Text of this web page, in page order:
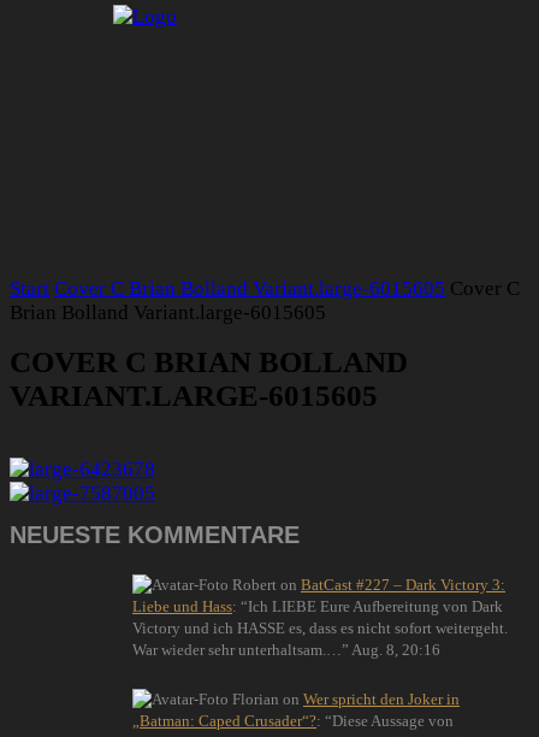
Start Cover C Brian Bolland Variant.large-6015605 Cover C
Brian Bolland Variant.large-6015605
COVER C BRIAN BOLLAND
VARIANT.LARGE-6015605
NEUESTE KOMMENTARE
Robert on BatCast #227 – Dark Victory 3:
Liebe und Hass: “Ich LIEBE Eure Aufbereitung von Dark
Victory und ich HASSE es, dass es nicht sofort weitergeht.
War wieder sehr unterhaltsam.… ” Aug. 8, 20:16
Florian on Wer spricht den Joker in
„Batman: Caped Crusader“?: “Diese Aussage von